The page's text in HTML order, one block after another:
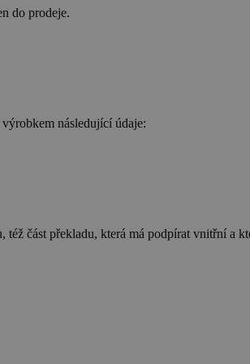
do prodeje.
následující údaje:
část překladu, která má podpírat vnitřní a
a chování
soubor cookie